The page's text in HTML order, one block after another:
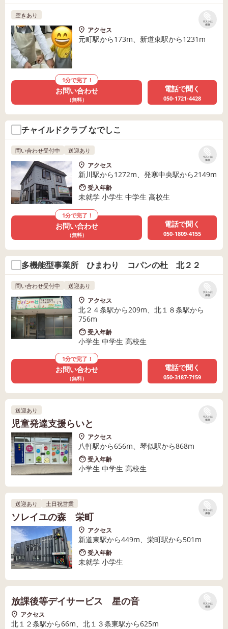
リストに
保存
空きあり
アクセス
元町駅から173m、新道東駅から1231m
1分で完了！
お問い合わせ
（無料）
電話で聞く
050-1721-4428
チャイルドクラブ なでしこ
リストに
保存
問い合わせ受付中 送迎あり
アクセス
新川駅から1272m、発寒中央駅から2149m
受入年齢
未就学 小学生 中学生 高校生
1分で完了！
お問い合わせ
（無料）
電話で聞く
050-1809-4155
多機能型事業所 ひまわり コパンの杜 北２２
リストに
保存
問い合わせ受付中 送迎あり
アクセス
北２４条駅から209m、北１８条駅から
756m
受入年齢
小学生 中学生 高校生
1分で完了！
お問い合わせ
（無料）
電話で聞く
050-3187-7159
リストに
保存
送迎あり
児童発達支援らいと
アクセス
八軒駅から656m、琴似駅から868m
受入年齢
小学生 中学生 高校生
リストに
保存
送迎あり 土日祝営業
ソレイユの森 栄町
アクセス
新道東駅から449m、栄町駅から501m
受入年齢
未就学 小学生
リストに
保存
放課後等デイサービス 星の音
アクセス
北１２条駅から66m、北１３条東駅から625m